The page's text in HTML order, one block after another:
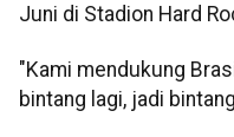
Juni di Stadion Hard
"Kami mendukung
bintang lagi, jadi